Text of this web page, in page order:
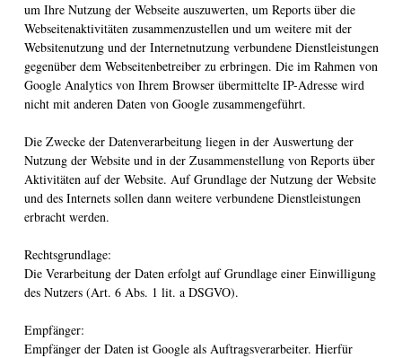
um Ihre Nutzung der Webseite auszuwerten, um Reports über die
Webseitenaktivitäten zusammenzustellen und um weitere mit der
Websitenutzung und der Internetnutzung verbundene Dienstleistungen
gegenüber dem Webseitenbetreiber zu erbringen. Die im Rahmen von
Google Analytics von Ihrem Browser übermittelte IP-Adresse wird
nicht mit anderen Daten von Google zusammengeführt.
Die Zwecke der Datenverarbeitung liegen in der Auswertung der
Nutzung der Website und in der Zusammenstellung von Reports über
Aktivitäten auf der Website. Auf Grundlage der Nutzung der Website
und des Internets sollen dann weitere verbundene Dienstleistungen
erbracht werden.
Rechtsgrundlage:
Die Verarbeitung der Daten erfolgt auf Grundlage einer Einwilligung
des Nutzers (Art. 6 Abs. 1 lit. a DSGVO).
Empfänger:
Empfänger der Daten ist Google als Auftragsverarbeiter. Hierfür